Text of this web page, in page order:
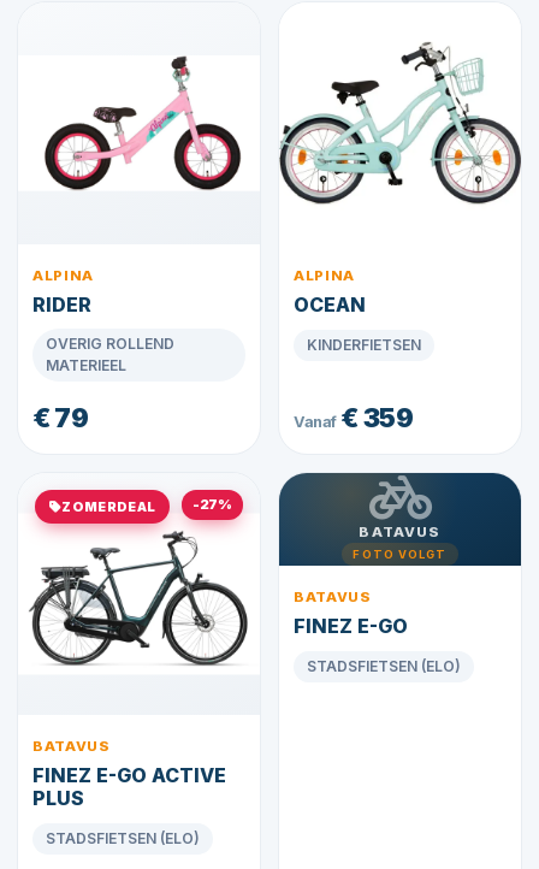
ALPINA
RIDER
OVERIG ROLLEND
MATERIEEL
€ 79
ALPINA
OCEAN
KINDERFIETSEN
Vanaf€ 359
ZOMERDEAL -27%
BATAVUS
FINEZ E-GO ACTIVE
PLUS
STADSFIETSEN (ELO)
BATAVUS
FOTO VOLGT
BATAVUS
FINEZ E-GO
STADSFIETSEN (ELO)